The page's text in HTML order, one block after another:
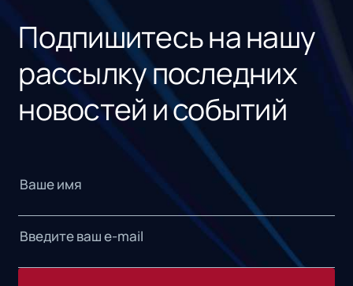
Подпишитесь на нашу
рассылку последних
новостей и событий